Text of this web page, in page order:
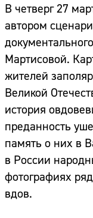
В четверг 27
автором
Мартисовой.
жителей
Великой
история
преданность
память о них в
в России
фотографиях
вдов.